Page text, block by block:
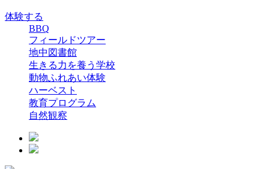
体験する
BBQ
フィールドツアー
地中図書館
生きる力を養う学校
動物ふれあい体験
ハーベスト
教育プログラム
自然観察